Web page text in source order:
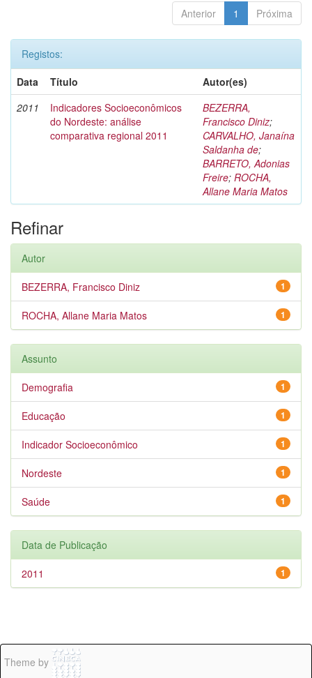
Anterior 1 Próxima
Registos:
Data
Título
Autor(es)
2011
Indicadores Socioeconômicos
do Nordeste: análise
comparativa regional 2011
BEZERRA,
Francisco Diniz;
CARVALHO, Janaína
Saldanha de;
BARRETO, Adonias
Freire; ROCHA,
Allane Maria Matos
Refinar
Autor
1
BEZERRA, Francisco Diniz
1
ROCHA, Allane Maria Matos
Assunto
1
Demografia
1
Educação
1
Indicador Socioeconômico
1
Nordeste
1
Saúde
Data de Publicação
1
2011
Theme by